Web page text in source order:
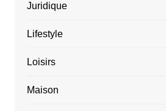
Juridique
Lifestyle
Loisirs
Maison